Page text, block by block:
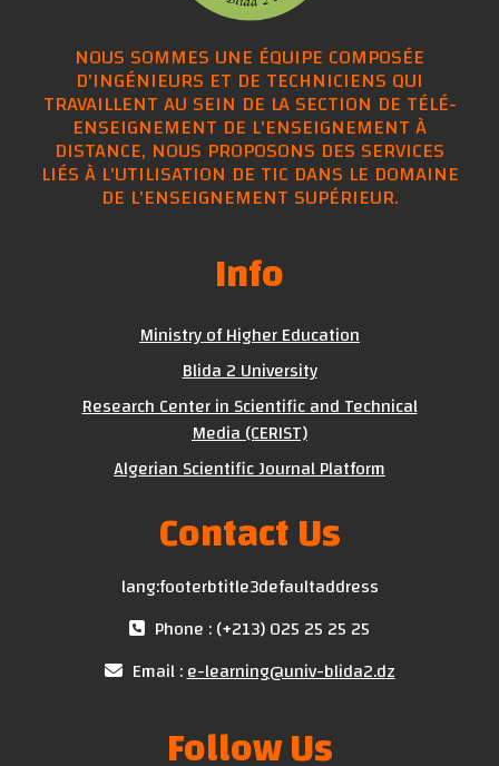
NOUS SOMMES UNE ÉQUIPE COMPOSÉE
D'INGÉNIEURS ET DE TECHNICIENS QUI
TRAVAILLENT AU SEIN DE LA SECTION DE TÉLÉ-
ENSEIGNEMENT DE L'ENSEIGNEMENT À
DISTANCE, NOUS PROPOSONS DES SERVICES
LIÉS À L'UTILISATION DE TIC DANS LE DOMAINE
DE L'ENSEIGNEMENT SUPÉRIEUR.
Info
Ministry of Higher Education
Blida 2 University
Research Center in Scientific and Technical
Media (CERIST)
Algerian Scientific Journal Platform
Contact Us
lang:footerbtitle3defaultaddress
Phone : (+213) 025 25 25 25
Email :e-learning@univ-blida2.dz
Follow Us